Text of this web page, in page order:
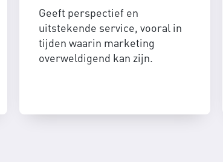
Geeft perspectief en
uitstekende service, vooral in
tijden waarin marketing
overweldigend kan zijn.